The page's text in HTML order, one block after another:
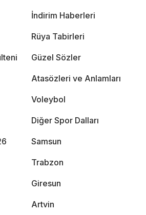
İndirim Haberleri
Rüya Tabirleri
Güzel Sözler
Atasözleri ve Anlamları
Voleybol
Diğer Spor Dalları
Samsun
Trabzon
Giresun
Artvin